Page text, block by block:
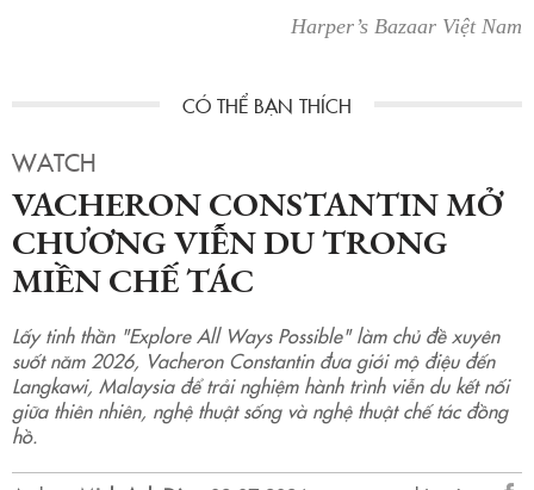
Harper’s Bazaar Việt Nam
WATCH
VACHERON CONSTANTIN MỞ
CHƯƠNG VIỄN DU TRONG
MIỀN CHẾ TÁC
Lấy tinh thần "Explore All Ways Possible" làm chủ đề xuyên
suốt năm 2026, Vacheron Constantin đưa giới mộ điệu đến
Langkawi, Malaysia để trải nghiệm hành trình viễn du kết nối
giữa thiên nhiên, nghệ thuật sống và nghệ thuật chế tác đồng
hồ.